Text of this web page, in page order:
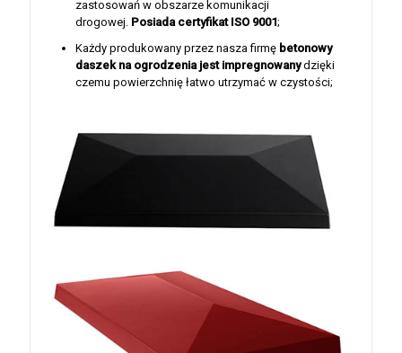
zastosowań w obszarze komunikacji
drogowej. Posiada certyfikat ISO 9001;
Każdy produkowany przez nasza firmę betonowy
daszek na ogrodzenia jest impregnowanydzięki
czemu powierzchnię łatwo utrzymać w czystości;